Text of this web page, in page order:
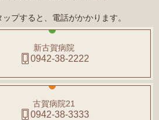
プすると、電話がかかります。
新古賀病院
0942-38-2222
古賀病院21
0942-38-3333